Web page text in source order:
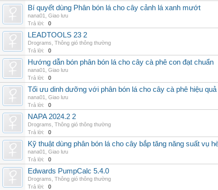
Bí quyết dùng Phân bón lá cho cây cảnh lá xanh mướt
nana01
Giao lưu
Trả lời:
0
LEADTOOLS 23 2
Drograms Thông gió thông thường
Trả lời:
0
Hướng dẫn bón phân bón lá cho cây cà phê con đạt chuẩn
nana01
Giao lưu
Trả lời:
0
Tối ưu dinh dưỡng với phân bón lá cho cây cà phê hiệu quả
nana01
Giao lưu
Trả lời:
0
NAPA 2024.2 2
Drograms Thông gió thông thường
Trả lời:
0
Kỹ thuật dùng phân bón lá cho cây bắp tăng năng suất vụ
nana01
Giao lưu
Trả lời:
0
Edwards PumpCalc 5.4.0
Drograms Thông gió thông thường
Trả lời:
0